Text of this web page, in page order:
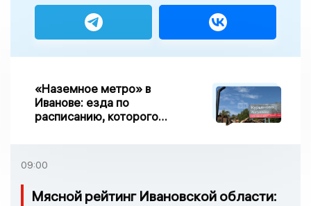
«Наземное метро» в
Иванове: езда по
расписанию, которого
09:00
Мясной рейтинг Ивановской области: